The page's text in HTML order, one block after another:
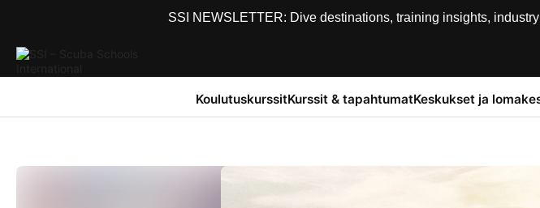
SSI NEWSLETTER: Dive destinations, training insights,
KoulutuskurssitKurssit & tapahtumatKeskukset ja